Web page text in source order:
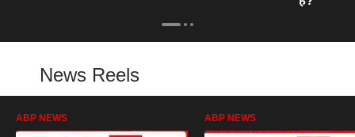
News Reels
ABP NEWS ABP NEWS